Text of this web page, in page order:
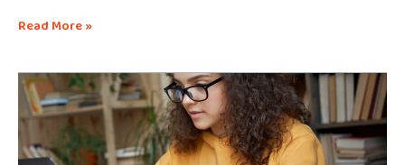
Read More »
Dale
tus
aplicaciones
críticas